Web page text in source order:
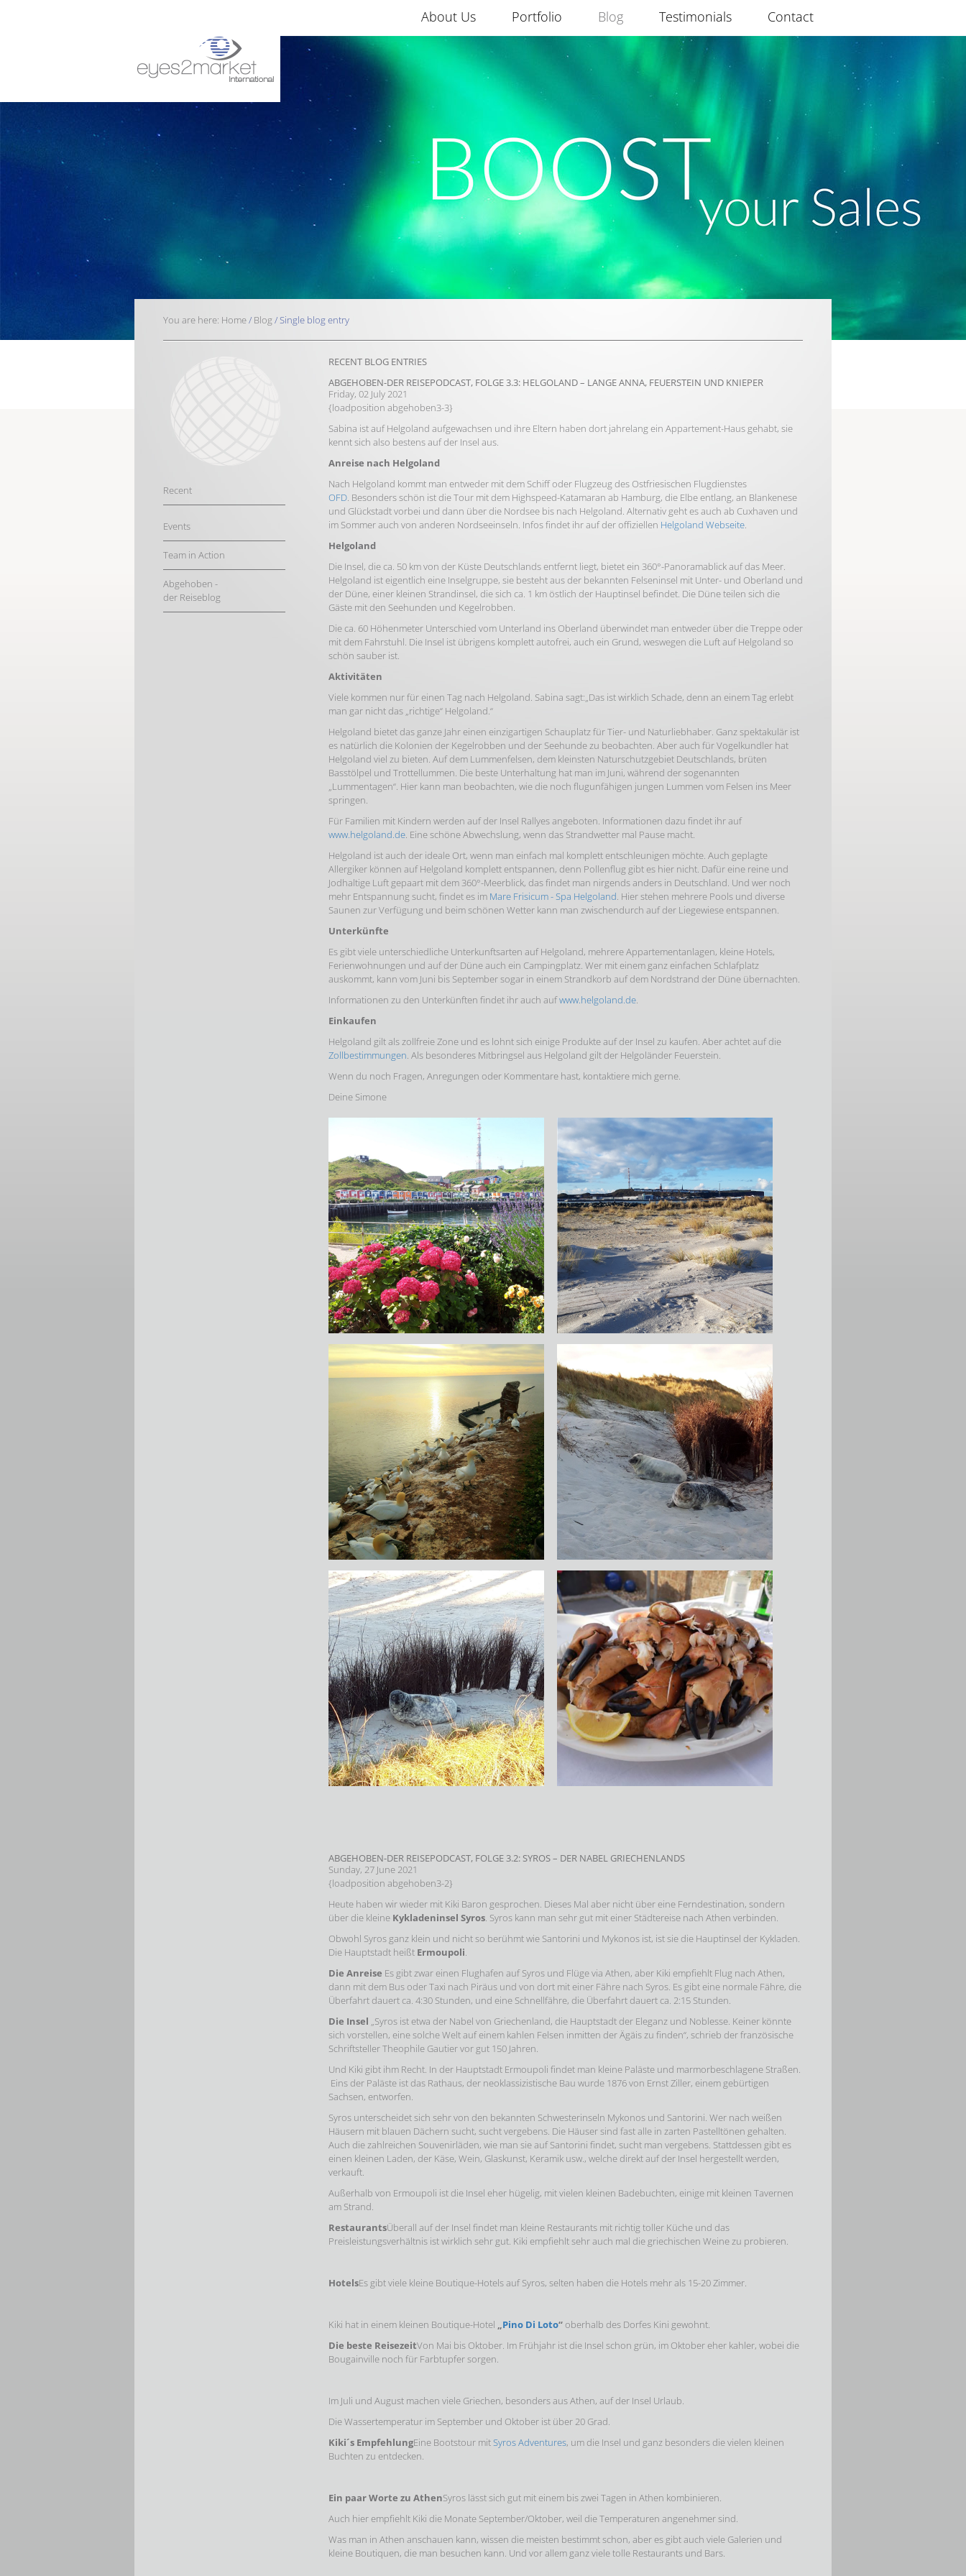
About Us Portfolio Blog Testimonials Contact
You are here: Home/ Blog/Single blog entry
Recent
Events
Team in Action
Abgehoben -
der Reiseblog
RECENT BLOG ENTRIES
ABGEHOBEN-DER REISEPODCAST, FOLGE 3.3: HELGOLAND – LANGE ANNA, FEUERSTEIN UND KNIEPER
Friday, 02 July 2021
{loadposition abgehoben3-3}
Sabina ist auf Helgoland aufgewachsen und ihre Eltern haben dort jahrelang ein Appartement-Haus gehabt, sie
kennt sich also bestens auf der Insel aus.
Anreise nach Helgoland
Nach Helgoland kommt man entweder mit dem Schiff oder Flugzeug des Ostfriesischen Flugdienstes
OFD. Besonders schön ist die Tour mit dem Highspeed-Katamaran ab Hamburg, die Elbe entlang, an Blankenese
und Glückstadt vorbei und dann über die Nordsee bis nach Helgoland. Alternativ geht es auch ab Cuxhaven und
im Sommer auch von anderen Nordseeinseln. Infos findet ihr auf der offiziellen Helgoland Webseite.
Helgoland
Die Insel, die ca. 50 km von der Küste Deutschlands entfernt liegt, bietet ein 360°-Panoramablick auf das Meer.
Helgoland ist eigentlich eine Inselgruppe, sie besteht aus der bekannten Felseninsel mit Unter- und Oberland und
der Düne, einer kleinen Strandinsel, die sich ca. 1 km östlich der Hauptinsel befindet. Die Düne teilen sich die
Gäste mit den Seehunden und Kegelrobben.
Die ca. 60 Höhenmeter Unterschied vom Unterland ins Oberland überwindet man entweder über die Treppe oder
mit dem Fahrstuhl. Die Insel ist übrigens komplett autofrei, auch ein Grund, weswegen die Luft auf Helgoland so
schön sauber ist.
Aktivitäten
Viele kommen nur für einen Tag nach Helgoland. Sabina sagt:„Das ist wirklich Schade, denn an einem Tag erlebt
man gar nicht das „richtige“ Helgoland.“
Helgoland bietet das ganze Jahr einen einzigartigen Schauplatz für Tier- und Naturliebhaber. Ganz spektakulär ist
es natürlich die Kolonien der Kegelrobben und der Seehunde zu beobachten. Aber auch für Vogelkundler hat
Helgoland viel zu bieten. Auf dem Lummenfelsen, dem kleinsten Naturschutzgebiet Deutschlands, brüten
Basstölpel und Trottellummen. Die beste Unterhaltung hat man im Juni, während der sogenannten
„Lummentagen“. Hier kann man beobachten, wie die noch flugunfähigen jungen Lummen vom Felsen ins Meer
springen.
Für Familien mit Kindern werden auf der Insel Rallyes angeboten. Informationen dazu findet ihr auf
www.helgoland.de. Eine schöne Abwechslung, wenn das Strandwetter mal Pause macht.
Helgoland ist auch der ideale Ort, wenn man einfach mal komplett entschleunigen möchte. Auch geplagte
Allergiker können auf Helgoland komplett entspannen, denn Pollenflug gibt es hier nicht. Dafür eine reine und
Jodhaltige Luft gepaart mit dem 360°-Meerblick, das findet man nirgends anders in Deutschland. Und wer noch
mehr Entspannung sucht, findet es im Mare Frisicum - Spa Helgoland. Hier stehen mehrere Pools und diverse
Saunen zur Verfügung und beim schönen Wetter kann man zwischendurch auf der Liegewiese entspannen.
Unterkünfte
Es gibt viele unterschiedliche Unterkunftsarten auf Helgoland, mehrere Appartementanlagen, kleine Hotels,
Ferienwohnungen und auf der Düne auch ein Campingplatz. Wer mit einem ganz einfachen Schlafplatz
auskommt, kann vom Juni bis September sogar in einem Strandkorb auf dem Nordstrand der Düne übernachten.
Informationen zu den Unterkünften findet ihr auch aufwww.helgoland.de.
Einkaufen
Helgoland gilt als zollfreie Zone und es lohnt sich einige Produkte auf der Insel zu kaufen. Aber achtet auf die
Zollbestimmungen. Als besonderes Mitbringsel aus Helgoland gilt der Helgoländer Feuerstein.
Wenn du noch Fragen, Anregungen oder Kommentare hast, kontaktiere mich gerne.
Deine Simone
ABGEHOBEN-DER REISEPODCAST, FOLGE 3.2: SYROS – DER NABEL GRIECHENLANDS
Sunday, 27 June 2021
{loadposition abgehoben3-2}
Heute haben wir wieder mit Kiki Baron gesprochen. Dieses Mal aber nicht über eine Ferndestination, sondern
über die kleine Kykladeninsel Syros. Syros kann man sehr gut mit einer Städtereise nach Athen verbinden.
Obwohl Syros ganz klein und nicht so berühmt wie Santorini und Mykonos ist, ist sie die Hauptinsel der Kykladen.
Die Hauptstadt heißt Ermoupoli.
Die Anreise Es gibt zwar einen Flughafen auf Syros und Flüge via Athen, aber Kiki empfiehlt Flug nach Athen,
dann mit dem Bus oder Taxi nach Piräus und von dort mit einer Fähre nach Syros. Es gibt eine normale Fähre, die
Überfahrt dauert ca. 4:30 Stunden, und eine Schnellfähre, die Überfahrt dauert ca. 2:15 Stunden.
Die Insel „Syros ist etwa der Nabel von Griechenland, die Hauptstadt der Eleganz und Noblesse. Keiner könnte
sich vorstellen, eine solche Welt auf einem kahlen Felsen inmitten der Ägäis zu finden“, schrieb der französische
Schriftsteller Theophile Gautier vor gut 150 Jahren.
Und Kiki gibt ihm Recht. In der Hauptstadt Ermoupoli findet man kleine Paläste und marmorbeschlagene Straßen.
Eins der Paläste ist das Rathaus, der neoklassizistische Bau wurde 1876 von Ernst Ziller, einem gebürtigen
Sachsen, entworfen.
Syros unterscheidet sich sehr von den bekannten Schwesterinseln Mykonos und Santorini. Wer nach weißen
Häusern mit blauen Dächern sucht, sucht vergebens. Die Häuser sind fast alle in zarten Pastelltönen gehalten.
Auch die zahlreichen Souvenirläden, wie man sie auf Santorini findet, sucht man vergebens. Stattdessen gibt es
einen kleinen Laden, der Käse, Wein, Glaskunst, Keramik usw., welche direkt auf der Insel hergestellt werden,
verkauft.
Außerhalb von Ermoupoli ist die Insel eher hügelig, mit vielen kleinen Badebuchten, einige mit kleinen Tavernen
am Strand.
RestaurantsÜberall auf der Insel findet man kleine Restaurants mit richtig toller Küche und das
Preisleistungsverhältnis ist wirklich sehr gut. Kiki empfiehlt sehr auch mal die griechischen Weine zu probieren.
HotelsEs gibt viele kleine Boutique-Hotels auf Syros, selten haben die Hotels mehr als 15-20 Zimmer.
Kiki hat in einem kleinen Boutique-Hotel „Pino Di Loto“ oberhalb des Dorfes Kini gewohnt.
Die beste ReisezeitVon Mai bis Oktober. Im Frühjahr ist die Insel schon grün, im Oktober eher kahler, wobei die
Bougainville noch für Farbtupfer sorgen.
Im Juli und August machen viele Griechen, besonders aus Athen, auf der Insel Urlaub.
Die Wassertemperatur im September und Oktober ist über 20 Grad.
Kiki´s EmpfehlungEine Bootstour mitSyros Adventures, um die Insel und ganz besonders die vielen kleinen
Buchten zu entdecken.
Ein paar Worte zu AthenSyros lässt sich gut mit einem bis zwei Tagen in Athen kombinieren.
Auch hier empfiehlt Kiki die Monate September/Oktober, weil die Temperaturen angenehmer sind.
Was man in Athen anschauen kann, wissen die meisten bestimmt schon, aber es gibt auch viele Galerien und
kleine Boutiquen, die man besuchen kann. Und vor allem ganz viele tolle Restaurants und Bars.